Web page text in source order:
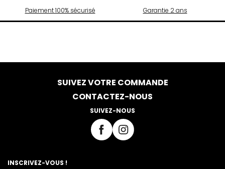
Paiement 100% sécurisé Garantie 2 ans
SUIVEZ VOTRE COMMANDE
CONTACTEZ-NOUS
SUIVEZ-NOUS
INSCRIVEZ-VOUS !